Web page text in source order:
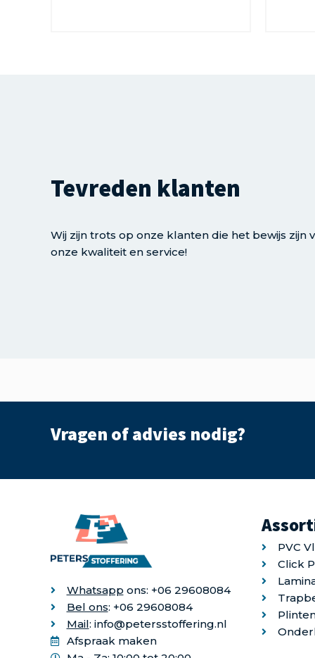
Tevreden klanten
Wij zijn trots op onze klanten die het bewijs zijn
onze kwaliteit en service!
Vragen of advies nodig?
Whatsapp ons: +06 29608084
Bel ons: +06 29608084
Mail: info@petersstoffering.nl
Afspraak maken
PVC
Click